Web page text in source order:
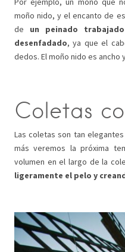
moño nido, y el encanto de
de un peinado
desenfadado, ya que el
dedos. El moño nido es
Coletas
Las coletas son tan
más veremos la próxima
volumen en el largo de la
ligeramente el pelo y